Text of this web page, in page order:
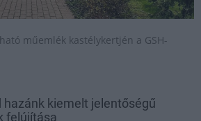
műemlék kastélykertjén a GSH-
hazánk kiemelt jelentőségű
felújítása